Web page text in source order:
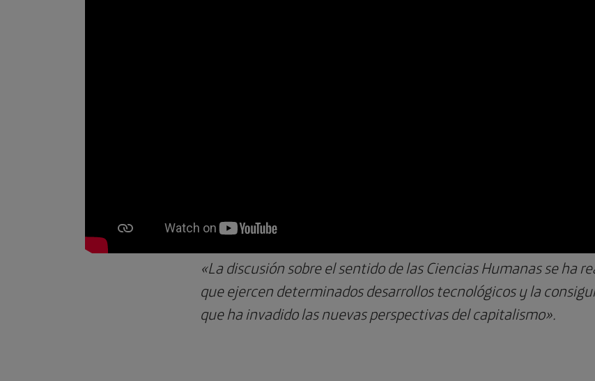
«La discusión sobre el sentido de las Ciencias Humanas se ha
que ejercen determinados desarrollos tecnológicos y la
que ha invadido las nuevas perspectivas del capitalismo».